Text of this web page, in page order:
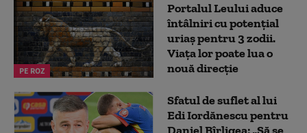
PE ROZ
Portalul Leului aduce
întâlniri cu potențial
uriaș pentru 3 zodii.
Viața lor poate lua o
nouă direcție
Sfatul de suflet al lui
Edi Iordănescu pentru